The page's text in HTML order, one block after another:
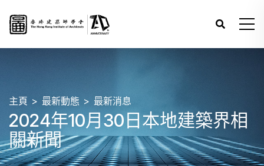
主頁 最新動態 最新消息
2024年10月30日本地建築界相
關新聞